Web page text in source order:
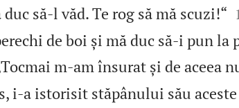
să‑l văd. Te rog să mă scuzi!“
de boi și mă duc să‑i pun la
m‑am însurat și de aceea
i‑a istorisit stăpânului său